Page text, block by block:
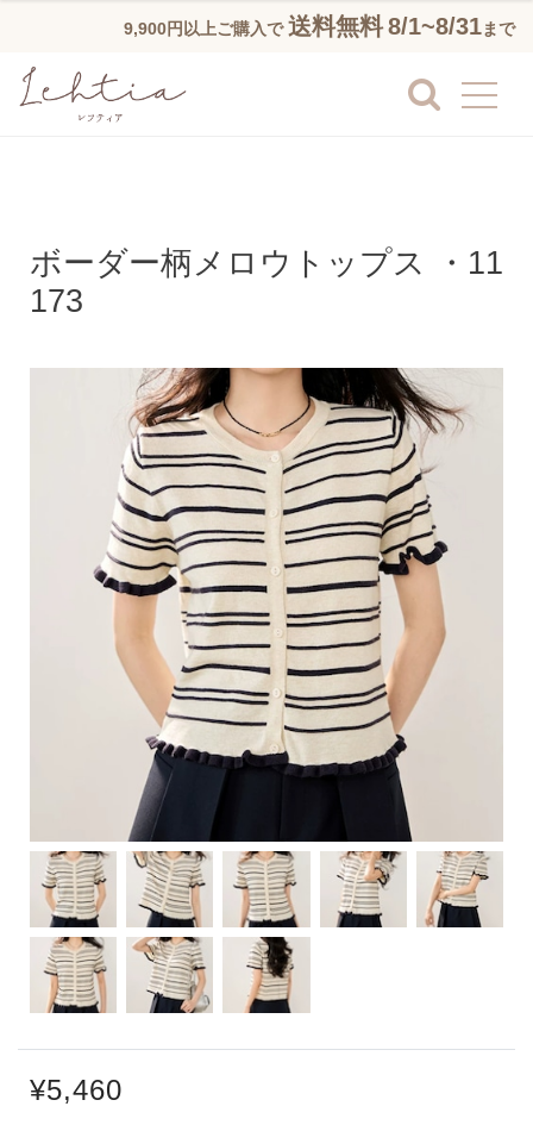
9,900円以上ご購入で 送料無料8/1~8/31まで
ボーダー柄メロウトップス ・11
173
¥5,460